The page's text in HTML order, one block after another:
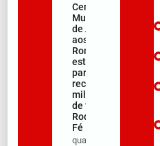
Centro
Municipal
de Apoio
aos
Romeiros
está pronto
para
receber
milhares
de fiéis na
Rodovia da
Fé
qua/08/2026